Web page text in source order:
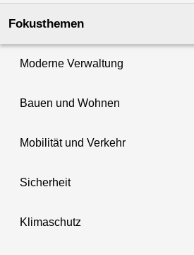
Fokusthemen
Moderne Verwaltung
Bauen und Wohnen
Mobilität und Verkehr
Sicherheit
Klimaschutz